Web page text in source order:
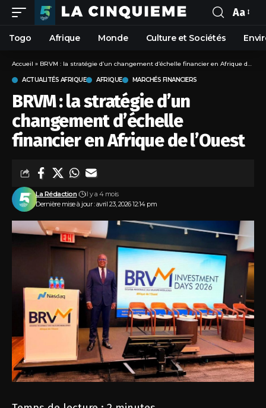
Aa
Togo Afrique Monde Culture et Sociétés
Accueil » BRVM : la stratégie d’un changement d’échelle financier en Afrique de l’Ouest
ACTUALITÉS AFRIQUE AFRIQUE MARCHÉS FINANCIERS
BRVM : la stratégie d’un
changement d’échelle
financier en Afrique de l’Ouest
Dernière mise à jour : avril 23, 2026 12:14 pm
La Rédaction il y a 4 mois